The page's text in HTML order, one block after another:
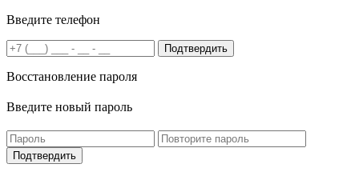
Введите телефон
Подтвердить
Восстановление пароля
Введите новый пароль